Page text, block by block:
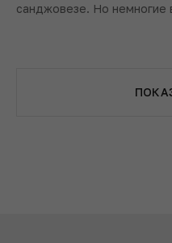
санджовезе. Но немногие